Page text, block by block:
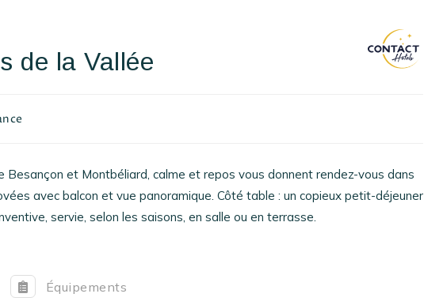
Nos collections
de la Vallée
Besançon et Montbéliard, calme et repos vous donnent rendez-vous dans
avec balcon et vue panoramique. Côté table : un copieux petit-déjeuner
servie, selon les saisons, en salle ou en terrasse.
Équipements